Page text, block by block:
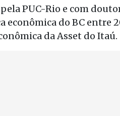
PUC-Rio e com
econômica do BC entre
da Asset do Itaú.